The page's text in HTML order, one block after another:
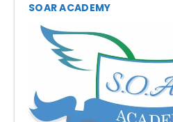
SOAR ACADEMY